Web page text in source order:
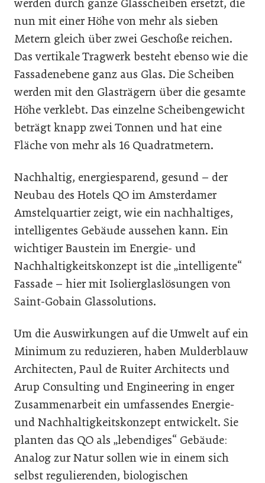
werden durch ganze Glasscheiben ersetzt, die
nun mit einer Höhe von mehr als sieben
Metern gleich über zwei Geschoße reichen.
Das vertikale Tragwerk besteht ebenso wie die
Fassadenebene ganz aus Glas. Die Scheiben
werden mit den Glasträgern über die gesamte
Höhe verklebt. Das einzelne Scheibengewicht
beträgt knapp zwei Tonnen und hat eine
Fläche von mehr als 16 Quadratmetern.
Nachhaltig, energiesparend, gesund – der
Neubau des Hotels QO im Amsterdamer
Amstelquartier zeigt, wie ein nachhaltiges,
intelligentes Gebäude aussehen kann. Ein
wichtiger Baustein im Energie- und
Nachhaltigkeitskonzept ist die „intelligente“
Fassade – hier mit Isolierglaslösungen von
Saint-Gobain Glassolutions.
Um die Auswirkungen auf die Umwelt auf ein
Minimum zu reduzieren, haben Mulderblauw
Architecten, Paul de Ruiter Architects und
Arup Consulting und Engineering in enger
Zusammenarbeit ein umfassendes Energie-
und Nachhaltigkeitskonzept entwickelt. Sie
planten das QO als „lebendiges“ Gebäude:
Analog zur Natur sollen wie in einem sich
selbst regulierenden, biologischen